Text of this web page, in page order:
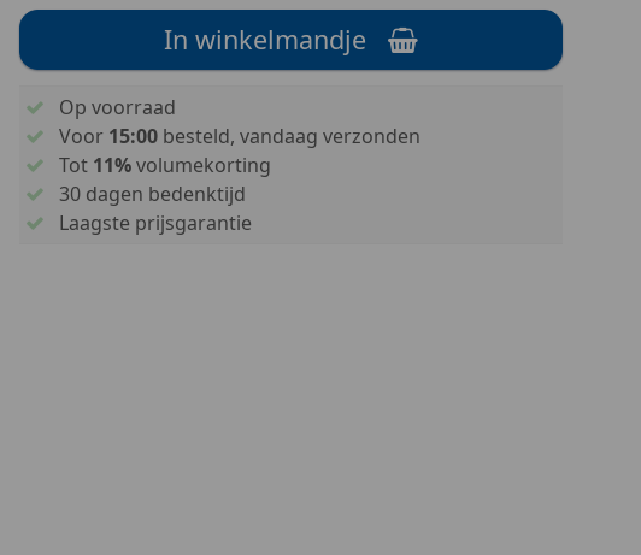
In winkelmandje
Op voorraad
Voor 15:00besteld, vandaag verzonden
Tot 11%volumekorting
30 dagen bedenktijd
Laagste prijsgarantie